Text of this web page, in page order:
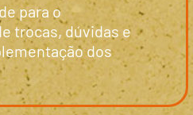
para o
trocas, dúvidas e
dos